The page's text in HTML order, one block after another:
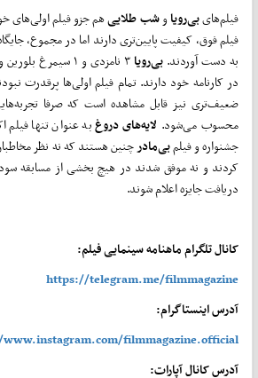
فیلم‌هایبی‌رویاوشبطلاییهم جزو فیلم اولی‌های
فیلم فوق، کیفیت پایین‌تری دارند اما در مجموع،
به دست آوردند. بی‌رویا۳ نامزدی و ۱ سیمرغ بلورین و
در کارنامه خود دارند. تمام فیلم اولی‌ها پرقدرت
ضعیف‌تری نیز قابل مشاهده است که صرفا
محسوب می‌شود. لایه‌های دروغبه عنوان تنها فیلم
جشنواره و فیلمبی‌مادرچنین هستند که نه نظر
کردند و نه موفق شدند در هیچ بخشی از مسابقه
دریافت جایزه اعلام شوند.
کانال تلگرام ماهنامه سینمایی فیلم:
https://telegram.me/filmmagazine
آدرس اینستاگرام:
filmmagazine.official
آدرس کانال آپارات: